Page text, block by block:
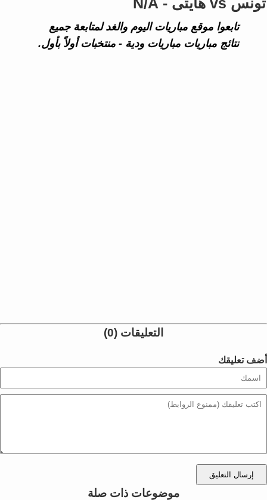
تابعوا موقع مباريات اليوم والغد لمتابعة جميع
نتائج مباريات مباريات ودية - منتخبات أولاً بأول.
التعليقات (0)
أضف تعليقك
إرسال التعليق
موضوعات ذات صلة